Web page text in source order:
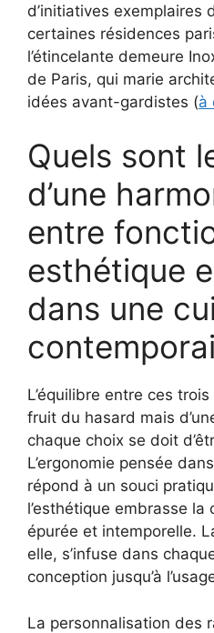
d’initiatives exemplaires
certaines résidences
l’étincelante demeure
de Paris, qui marie
idées avant-gardistes (à
Quels sont
d’une
entre
esthétique
dans une
L’équilibre entre ces
fruit du hasard mais
chaque choix se doit
L’ergonomie pensée
répond à un souci
l’esthétique embrasse la
épurée et intemporelle.
elle, s’infuse dans
conception jusqu’à
La personnalisation des